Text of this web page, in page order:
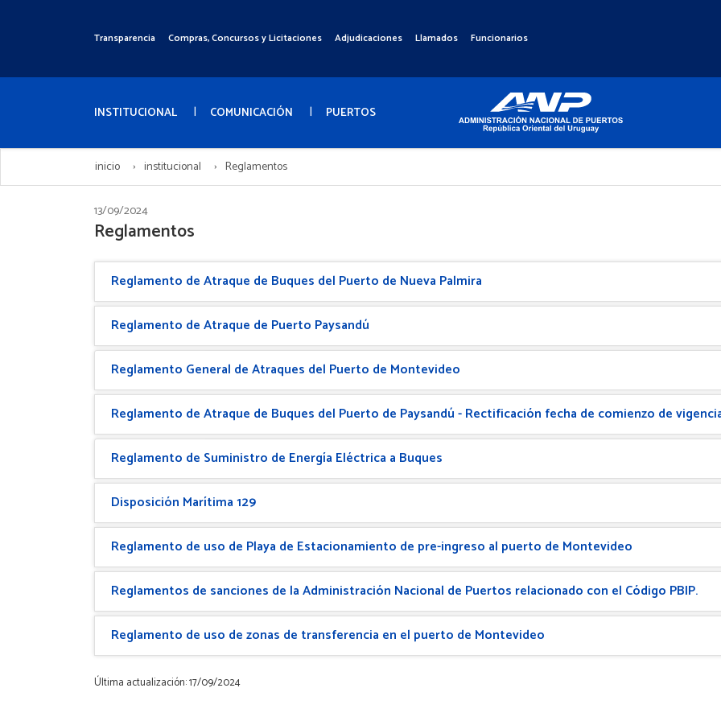
Menú
Transparencia Compras, Concursos y Licitaciones Adjudicaciones Llamados Funcionarios
Menú
INSTITUCIONAL COMUNICACIÓN PUERTOS
inicio institucional Reglamentos
13/09/2024
Reglamentos
Reglamento de Atraque de Buques del Puerto de Nueva Palmira
Reglamento de Atraque de Puerto Paysandú
Reglamento General de Atraques del Puerto de Montevideo
Reglamento de Atraque de Buques del Puerto de Paysandú - Rectificación fecha de comienzo de
Reglamento de Suministro de Energía Eléctrica a Buques
Disposición Marítima 129
Reglamento de uso de Playa de Estacionamiento de pre-ingreso al puerto de Montevideo
Reglamentos de sanciones de la Administración Nacional de Puertos relacionado con el Código PBIP.
Reglamento de uso de zonas de transferencia en el puerto de Montevideo
Última actualización: 17/09/2024